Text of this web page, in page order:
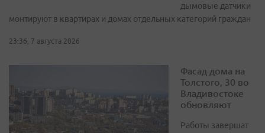
дымовые датчики
монтируют в квартирах и домах отдельных категорий граждан
23:36, 7 августа 2026
Фасад дома на
Толстого, 30 во
Владивостоке
обновляют
Работы завершат